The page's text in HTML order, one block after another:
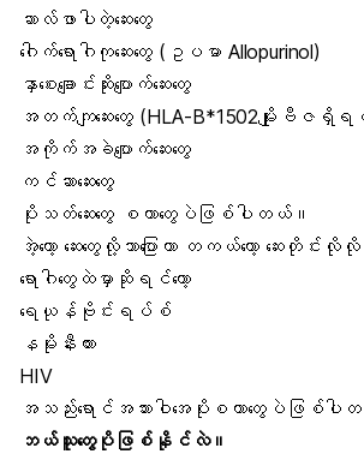
ဆာလ်ဖာပါ တဲ့ဆေးတွေ
ဂေါက်ရောဂါကုဆေးတွေ (ဥပမာ Allopurinol)
နှာစေးချောင်းဆိုးပျောက်ဆေးတွေ
အတက်ကျဆေးတွေ (HLA-B*1502မျိုးဗီဇ
အကိုက်အခဲပျောက်ဆေးတွေ
ကင်ဆာဆေးတွေ
ပိုးသတ်ဆေးတွေ စတာတွေပဲဖြစ်ပါတယ်။
အဲ့တော့ ဆေးတွေလို့သာပြောတာ တကယ်တော့ ဆေးတို
ရောဂါတွေထဲမှာဆိုရင်တော့
ရေယုန် ဗိုင်းရပ်စ်
နမိုးနီးယား
HIV
အသည်းရောင်အသားဝါအေပိုး စတာတွေပဲဖြစ်ပါ
ဘယ်သူတွေပိုဖြစ်နိုင်လဲ။